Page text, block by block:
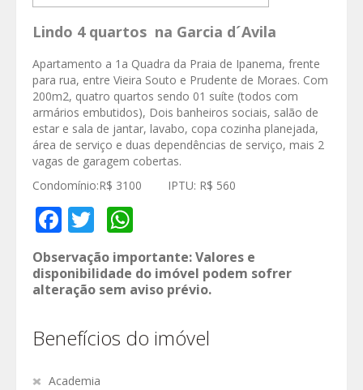
Lindo 4 quartos na Garcia d´Avila
Apartamento a 1a Quadra da Praia de Ipanema, frente
para rua, entre Vieira Souto e Prudente de Moraes. Com
200m2, quatro quartos sendo 01 suíte (todos com
armários embutidos), Dois banheiros sociais, salão de
estar e sala de jantar, lavabo, copa cozinha planejada,
área de serviço e duas dependências de serviço, mais 2
vagas de garagem cobertas.
Condomínio:R$ 3100 IPTU: R$ 560
Facebook
Twitter
Observação importante: Valores e
disponibilidade do imóvel podem sofrer
alteração sem aviso prévio.
Benefícios do imóvel
Academia